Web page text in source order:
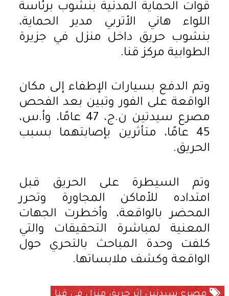
قوات الحماية المدنية بنشوب برئاسة
اللواء هاني الأتربي مدير الحماية،
بنشوب حريق داخل منزل في جزيرة
الطوابية مركز قنا.
وتم الدفع بسيارات الإطفاء إلى مكان
الواقعة على الفور وتبين بعد الفحص
مصرع سيدتين ن.ج، 47 عامًا، وأ.س،
45 عامًا، متأثرين بإصابتهما بسبب
الحريق.
وتم السيطرة على الحريق قبل
امتداده للأماكن المجاورة وتحرر
المحضر بالواقعة، وأخطرت الجهات
المعنية لمباشرة التحقيقات والتي
كلفت وحدة المباحث بالتحري حول
الواقعة وكشف ملابساتها.